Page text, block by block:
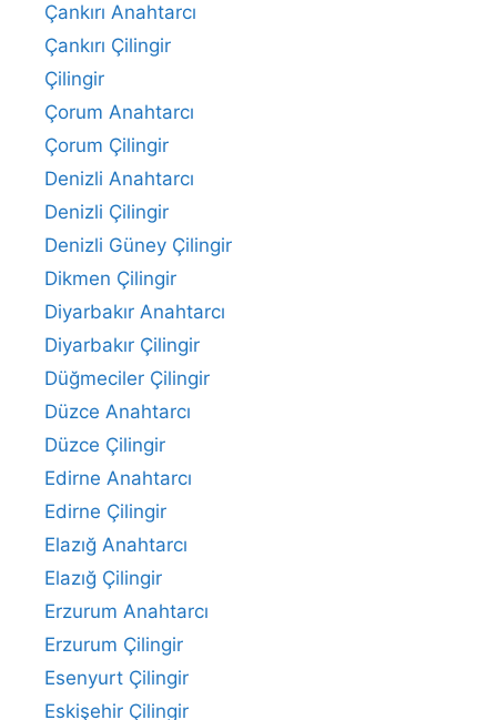
Çankırı Anahtarcı
Çankırı Çilingir
Çilingir
Çorum Anahtarcı
Çorum Çilingir
Denizli Anahtarcı
Denizli Çilingir
Denizli Güney Çilingir
Dikmen Çilingir
Diyarbakır Anahtarcı
Diyarbakır Çilingir
Düğmeciler Çilingir
Düzce Anahtarcı
Düzce Çilingir
Edirne Anahtarcı
Edirne Çilingir
Elazığ Anahtarcı
Elazığ Çilingir
Erzurum Anahtarcı
Erzurum Çilingir
Esenyurt Çilingir
Eskişehir Çilingir